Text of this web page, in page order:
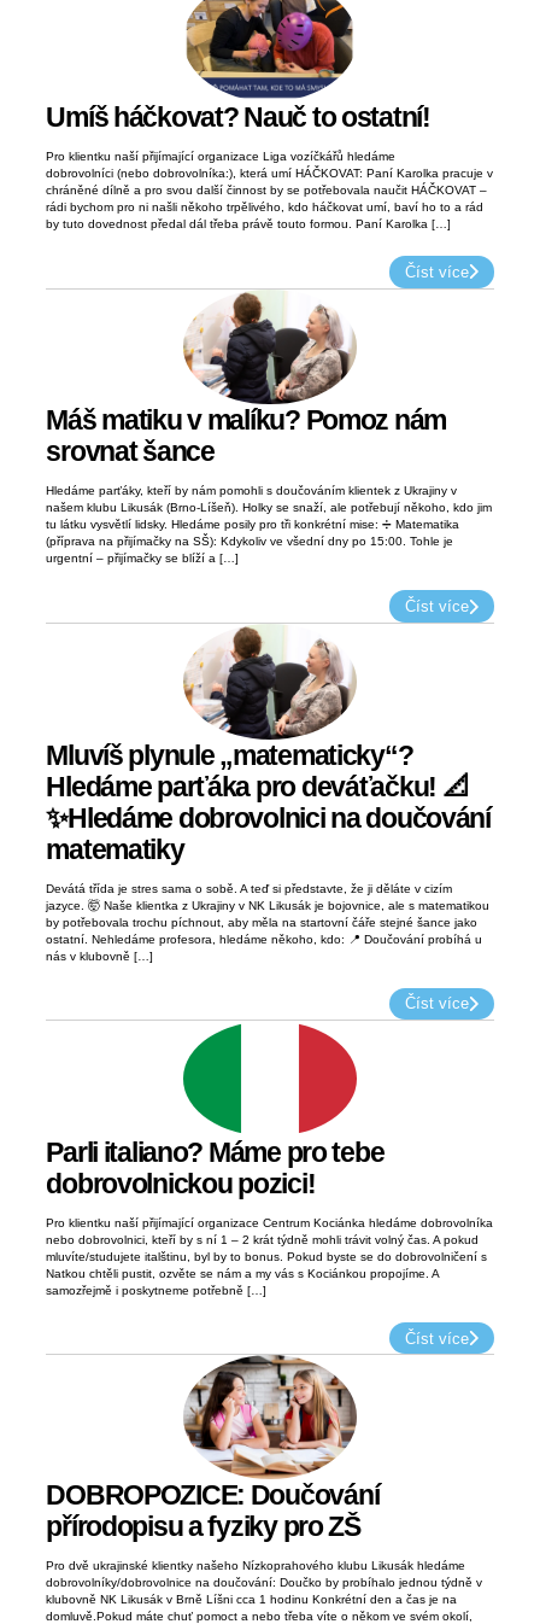
Umíš háčkovat? Nauč to ostatní!
Pro klientku naší přijímající organizace Liga vozíčkářů hledáme
dobrovolníci (nebo dobrovolníka:), která umí HÁČKOVAT: Paní Karolka pracuje v
chráněné dílně a pro svou další činnost by se potřebovala naučit HÁČKOVAT –
rádi bychom pro ni našli někoho trpělivého, kdo háčkovat umí, baví ho to a rád
by tuto dovednost předal dál třeba právě touto formou. Paní Karolka […]
Číst více
Máš matiku v malíku? Pomoz nám
srovnat šance
Hledáme parťáky, kteří by nám pomohli s doučováním klientek z Ukrajiny v
našem klubu Likusák (Brno-Líšeň). Holky se snaží, ale potřebují někoho, kdo jim
tu látku vysvětlí lidsky. Hledáme posily pro tři konkrétní mise: ➗ Matematika
(příprava na přijímačky na SŠ): Kdykoliv ve všední dny po 15:00. Tohle je
urgentní – přijímačky se blíží a […]
Číst více
Mluvíš plynule „matematicky“?
Hledáme parťáka pro deváťačku! 📐
✨Hledáme dobrovolnici na doučování
matematiky
Devátá třída je stres sama o sobě. A teď si představte, že ji děláte v cizím
jazyce. 🤯 Naše klientka z Ukrajiny v NK Likusák je bojovnice, ale s matematikou
by potřebovala trochu píchnout, aby měla na startovní čáře stejné šance jako
ostatní. Nehledáme profesora, hledáme někoho, kdo: 📍 Doučování probíhá u
nás v klubovně […]
Číst více
Parli italiano? Máme pro tebe
dobrovolnickou pozici!
Pro klientku naší přijímající organizace Centrum Kociánka hledáme dobrovolníka
nebo dobrovolnici, kteří by s ní 1 – 2 krát týdně mohli trávit volný čas. A pokud
mluvíte/studujete italštinu, byl by to bonus. Pokud byste se do dobrovolničení s
Natkou chtěli pustit, ozvěte se nám a my vás s Kociánkou propojíme. A
samozřejmě i poskytneme potřebně […]
Číst více
DOBROPOZICE: Doučování
přírodopisu a fyziky pro ZŠ
Pro dvě ukrajinské klientky našeho Nízkoprahového klubu Likusák hledáme
dobrovolníky/dobrovolnice na doučování: Doučko by probíhalo jednou týdně v
klubovně NK Likusák v Brně Líšni cca 1 hodinu Konkrétní den a čas je na
domluvě.Pokud máte chuť pomoct a nebo třeba víte o někom ve svém okolí,